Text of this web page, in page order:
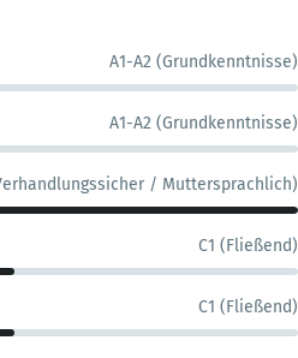
A1-A2 (Grundkenntnisse)
A1-A2 (Grundkenntnisse)
/ Muttersprachlich)
C1 (Fließend)
C1 (Fließend)